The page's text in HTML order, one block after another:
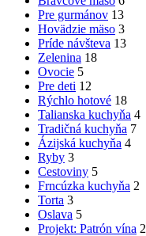
Pre gurmánov 13
Hovädzie mäso 3
Príde návšteva 13
Zelenina 18
Ovocie 5
Pre deti 12
Rýchlo hotové 18
Talianska kuchyňa 4
Tradičná kuchyňa 7
Ázijská kuchyňa 4
Ryby 3
Cestoviny 5
Frncúzka kuchyňa 2
Torta 3
Oslava 5
Projekt: Patrón vína 2